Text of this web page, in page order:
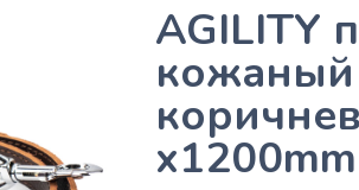
AGILITY
кожаный
x1200mm